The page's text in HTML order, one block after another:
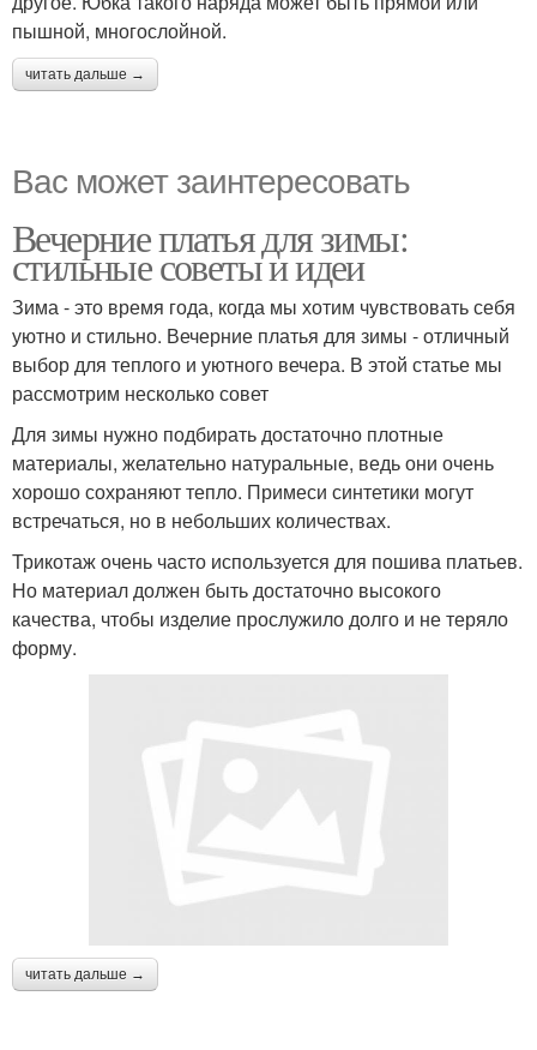
пышной, многослойной.
читать дальше →
Вас может заинтересовать
Вечерние платья для зимы:
стильные советы и идеи
Зима - это время года, когда мы хотим чувствовать себя
уютно и стильно. Вечерние платья для зимы - отличный
выбор для теплого и уютного вечера. В этой статье мы
рассмотрим несколько совет
Для зимы нужно подбирать достаточно плотные
материалы, желательно натуральные, ведь они очень
хорошо сохраняют тепло. Примеси синтетики могут
встречаться, но в небольших количествах.
Трикотаж очень часто используется для пошива платьев.
Но материал должен быть достаточно высокого
качества, чтобы изделие прослужило долго и не теряло
форму.
читать дальше →